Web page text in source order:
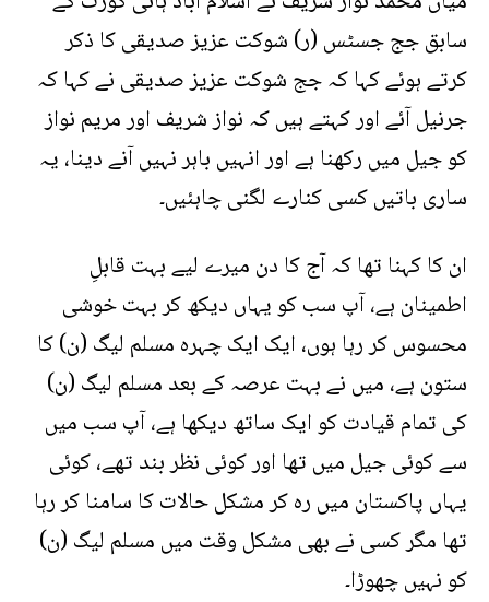
سابق جج جسٹس (ر) شوکت عزیز صدیقی کا ذکر
کرتے ہوئے کہا کہ جج شوکت عزیز صدیقی نے کہا کہ
جرنیل آئے اور کہتے ہیں کہ نواز شریف اور مریم نواز
کو جیل میں رکھنا ہے اور انہیں باہر نہیں آنے دینا، یہ
ساری باتیں کسی کنارے لگنی چاہئیں۔
ان کا کہنا تھا کہ آج کا دن میرے لیے بہت قابلِ
اطمینان ہے، آپ سب کو یہاں دیکھ کر بہت خوشی
محسوس کر رہا ہوں، ایک ایک چہرہ مسلم لیگ (ن) کا
ستون ہے، میں نے بہت عرصہ کے بعد مسلم لیگ (ن)
کی تمام قیادت کو ایک ساتھ دیکھا ہے، آپ سب میں
سے کوئی جیل میں تھا اور کوئی نظر بند تھے، کوئی
یہاں پاکستان میں رہ کر مشکل حالات کا سامنا کر رہا
تھا مگر کسی نے بھی مشکل وقت میں مسلم لیگ (ن)
کو نہیں چھوڑا۔